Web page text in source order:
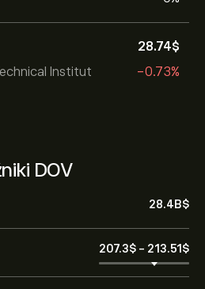
Institut
28.74‎$‎
-0.73%
DOV
28.4B‎$‎
207.3‎$‎ - 213.51‎$‎